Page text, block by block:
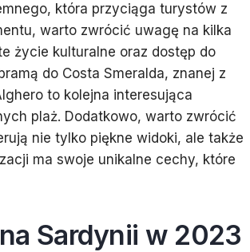
która przyciąga turystów z
warto zwrócić uwagę na kilka
życie kulturalne oraz dostęp do
do Costa Smeralda, znanej z
to kolejna interesująca
plaż. Dodatkowo, warto zwrócić
nie tylko piękne widoki, ale także
ma swoje unikalne cechy, które
Sardynii w 2023